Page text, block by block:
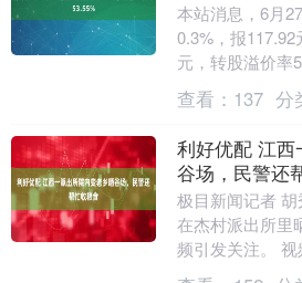
本站消息，6月
0.3%，报
元，转股溢价率
转债信用级别为
查看： 137 分
利好优配 江
谷场，民警还
极目新闻记者
在杰村派出所里
频引发关注。
述：“那天有个